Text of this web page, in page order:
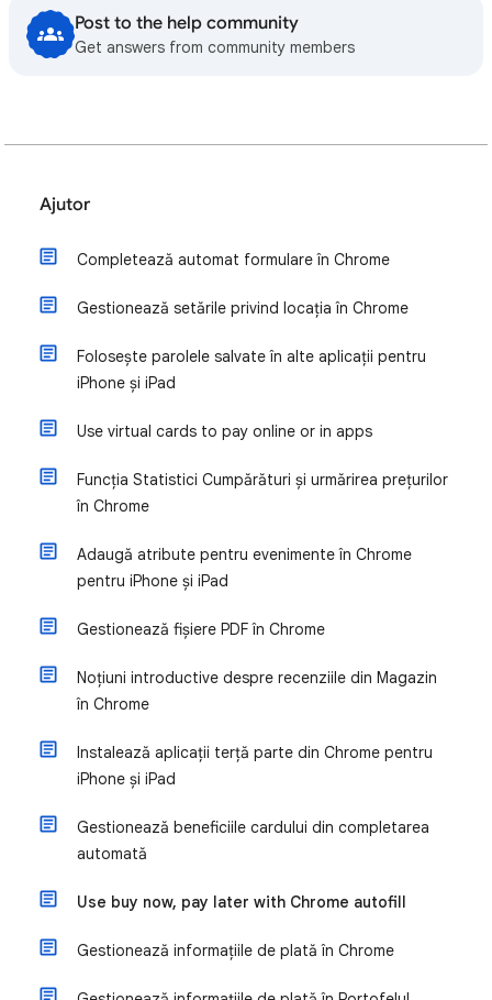
Post to the help community
Get answers from community members
Ajutor
Completează automat formulare în Chrome
Gestionează setările privind locația în Chrome
Folosește parolele salvate în alte aplicații pentru
iPhone și iPad
Use virtual cards to pay online or in apps
Funcția Statistici Cumpărături și urmărirea prețurilor
în Chrome
Adaugă atribute pentru evenimente în Chrome
pentru iPhone și iPad
Gestionează fișiere PDF în Chrome
Noțiuni introductive despre recenziile din Magazin
în Chrome
Instalează aplicații terță parte din Chrome pentru
iPhone și iPad
Gestionează beneficiile cardului din completarea
automată
Use buy now, pay later with Chrome autofill
Gestionează informațiile de plată în Chrome